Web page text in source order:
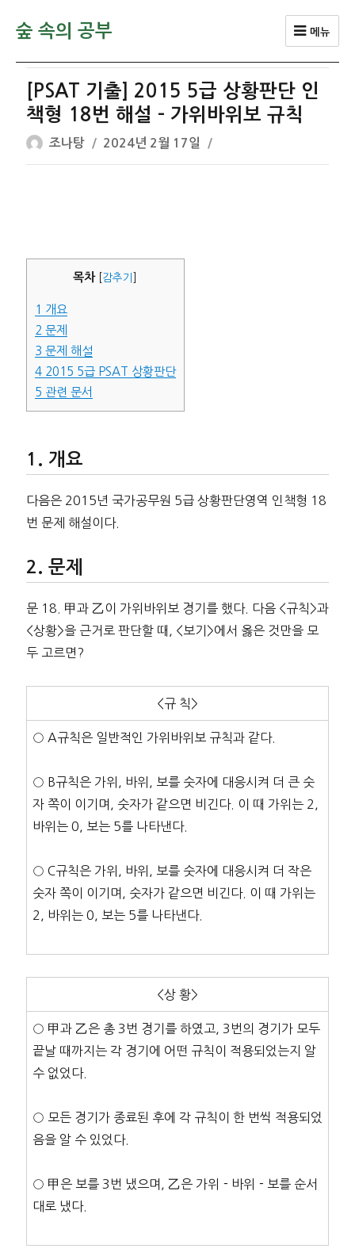
숲 속의 공부 메뉴
[PSAT 기출] 2015 5급 상황판단 인
책형 18번 해설 – 가위바위보 규칙
글
쓴
조나탕
작
성
2024년 2월 17일
목차 감추기
1 개요
2 문제
3 문제 해설
42015 5급 PSAT 상황판단
5 관련 문서
개요
다음은 2015년 국가공무원 5급 상황판단영역 인책형 18
번 문제 해설이다.
문제
문 18. 甲과 乙이 가위바위보 경기를 했다. 다음 <규칙>과
<상황>을 근거로 판단할 때, <보기>에서 옳은 것만을 모
두 고르면?
<규 칙>
○ A규칙은 일반적인 가위바위보 규칙과 같다.
○ B규칙은 가위, 바위, 보를 숫자에 대응시켜 더 큰 숫
자 쪽이 이기며, 숫자가 같으면 비긴다. 이 때 가위는 2,
바위는 0, 보는 5를 나타낸다.
○ C규칙은 가위, 바위, 보를 숫자에 대응시켜 더 작은
숫자 쪽이 이기며, 숫자가 같으면 비긴다. 이 때 가위는
2, 바위는 0, 보는 5를 나타낸다.
<상 황>
○ 甲과 乙은 총 3번 경기를 하였고, 3번의 경기가 모두
끝날 때까지는 각 경기에 어떤 규칙이 적용되었는지 알
수 없었다.
○ 모든 경기가 종료된 후에 각 규칙이 한 번씩 적용되었
음을 알 수 있었다.
○ 甲은 보를 3번 냈으며, 乙은 가위－바위－보를 순서
대로 냈다.